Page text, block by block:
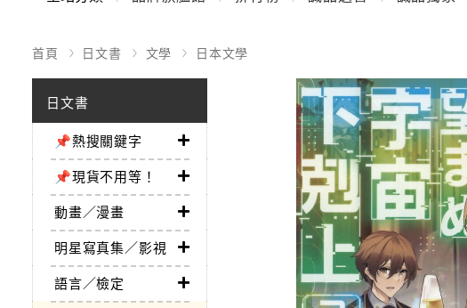
首頁 日文書 文學 日本文學
日文書
📌熱搜關鍵字
📌現貨不用等！
動畫／漫畫
明星寫真集／影視
語言／檢定